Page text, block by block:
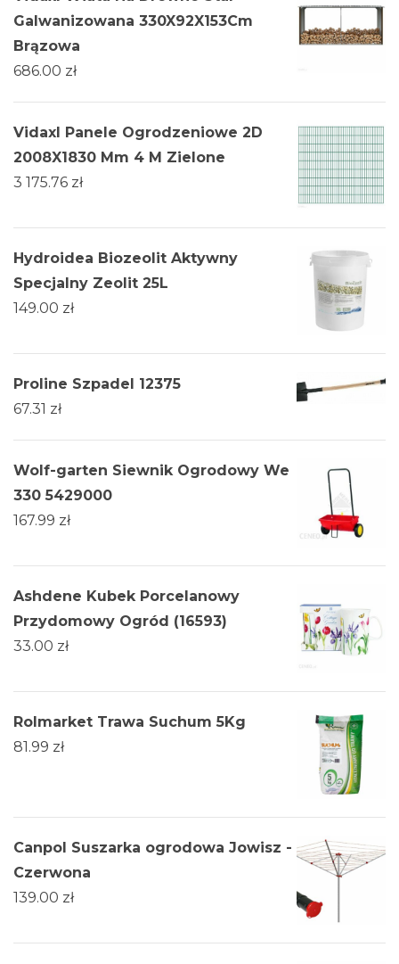
Galwanizowana 330X92X153Cm
Brązowa
686.00 zł
Vidaxl Panele Ogrodzeniowe 2D
2008X1830 Mm 4 M Zielone
3 175.76 zł
Hydroidea Biozeolit Aktywny
Specjalny Zeolit 25L
149.00 zł
Proline Szpadel 12375
67.31 zł
Wolf-garten Siewnik Ogrodowy We
330 5429000
167.99 zł
Ashdene Kubek Porcelanowy
Przydomowy Ogród (16593)
33.00 zł
Rolmarket Trawa Suchum 5Kg
81.99 zł
Canpol Suszarka ogrodowa Jowisz -
Czerwona
139.00 zł